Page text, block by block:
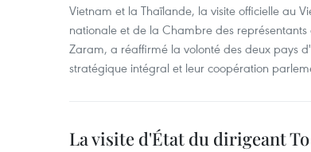
Vietnam et la Thaïlande, la visite officielle au
nationale et de la Chambre des
Zaram, a réaffirmé la volonté des deux pays
stratégique intégral et leur coopération
La visite d'État du dirigeant